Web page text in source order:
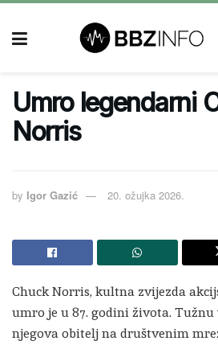
Umro legendarni
Norris
by Igor Gazić 20. ožujka 2026.
Chuck Norris, kultna zvijezda
umro je u 87. godini života.
njegova obitelj na društvenim